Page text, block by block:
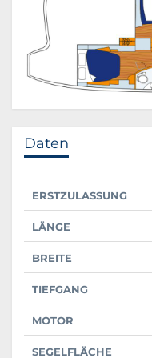
Daten
ERSTZULASSUNG
LÄNGE
BREITE
TIEFGANG
MOTOR
SEGELFLÄCHE